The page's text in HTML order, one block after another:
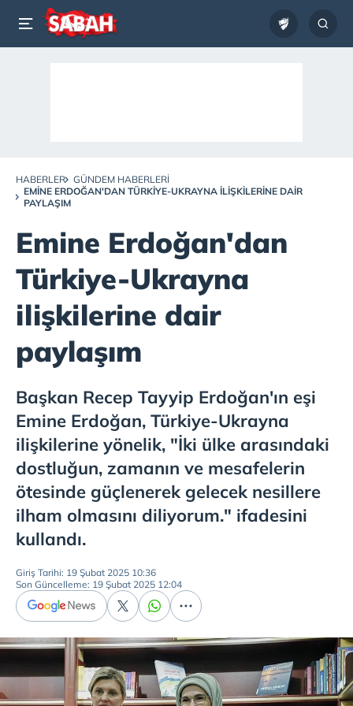
HABERLER
GÜNDEM HABERLERI
EMINE ERDOĞAN'DAN TÜRKIYE-UKRAYNA ILIŞKILERINE DAIR
PAYLAŞIM
Emine Erdoğan'dan
Türkiye-Ukrayna
ilişkilerine dair
paylaşım
Başkan Recep Tayyip Erdoğan'ın eşi
Emine Erdoğan, Türkiye-Ukrayna
ilişkilerine yönelik, "İki ülke arasındaki
dostluğun, zamanın ve mesafelerin
ötesinde güçlenerek gelecek nesillere
ilham olmasını diliyorum." ifadesini
kullandı.
Giriş Tarihi: 19 Şubat 2025 10:36
Son Güncelleme: 19 Şubat 2025 12:04